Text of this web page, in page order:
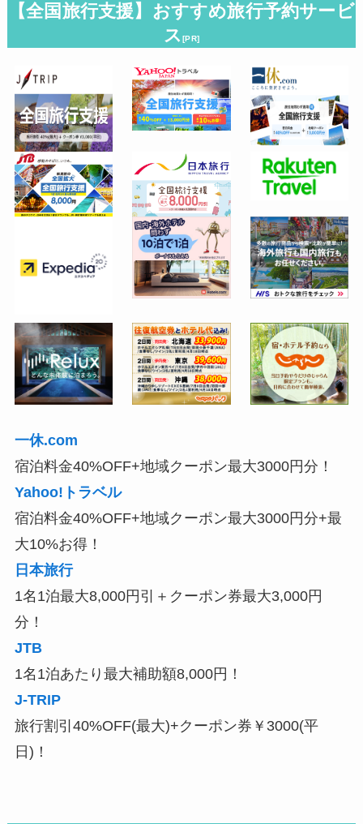
【全国旅行支援】おすすめ旅行予約サービ
ス[PR]
一休.com
宿泊料金40%OFF+地域クーポン最大3000円分！
Yahoo!トラベル
宿泊料金40%OFF+地域クーポン最大3000円分+最
大10%お得！
日本旅行
1名1泊最大8,000円引＋クーポン券最大3,000円
分！
JTB
1名1泊あたり最大補助額8,000円！
J-TRIP
旅行割引40%OFF(最大)+クーポン券￥3000(平
日)！